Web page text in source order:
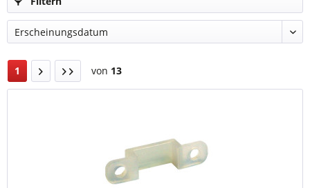
1 von 13